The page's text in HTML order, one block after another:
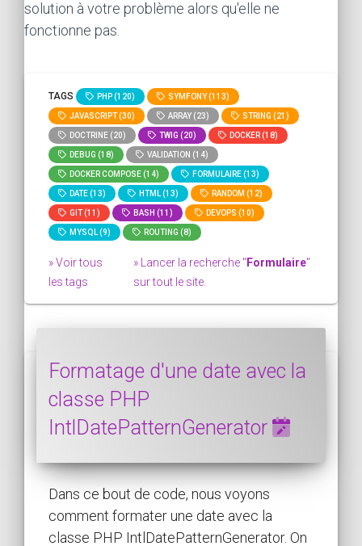
solution à votre problème alors qu'elle ne
fonctionne pas.
TAGS PHP (120) SYMFONY (113)
JAVASCRIPT (30) ARRAY (23) STRING (21)
DOCTRINE (20) TWIG (20) DOCKER (18)
DEBUG (18) VALIDATION (14)
DOCKER COMPOSE (14) FORMULAIRE (13)
DATE (13) HTML (13) RANDOM (12)
GIT (11) BASH (11) DEVOPS (10)
MYSQL (9) ROUTING (8)
» Voir tous
les tags
» Lancer la recherche " Formulaire"
sur tout le site.
Formatage d'une date avec la
classe PHP
IntlDatePatternGenerator
Dans ce bout de code, nous voyons
comment formater une date avec la
classe PHP IntlDatePatternGenerator. On